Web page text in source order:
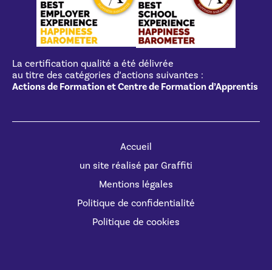
La certification qualité a été délivrée
au titre des catégories d’actions suivantes :
Actions de Formation et Centre de Formation d’Apprentis
Accueil
un site réalisé par Graffiti
Mentions légales
Politique de confidentialité
Politique de cookies